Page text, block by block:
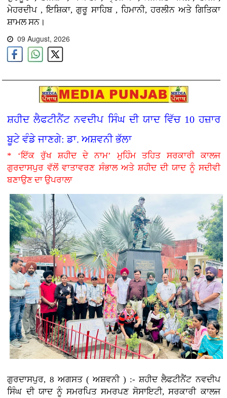
ਮੇਹਰਦੀਪ , ਇਸ਼ਿਕਾ, ਗੁਰੂ ਸਾਹਿਬ , ਹਿਮਾਨੀ, ਹਰਲੀਨ ਅਤੇ ਗਿਤਿਕਾ
ਸ਼ਾਮਲ ਸਨ।
09 August, 2026
ਸ਼ਹੀਦ ਲੈਫਟੀਨੈਂਟ ਨਵਦੀਪ ਸਿੰਘ ਦੀ ਯਾਦ ਵਿੱਚ 10 ਹਜ਼ਾਰ
ਬੂਟੇ ਵੰਡੇ ਜਾਣਗੇ: ਡਾ. ਅਸ਼ਵਨੀ ਭੱਲਾ
* ‘ਇੱਕ ਰੁੱਖ ਸ਼ਹੀਦ ਦੇ ਨਾਮ’ ਮੁਹਿੰਮ ਤਹਿਤ ਸਰਕਾਰੀ ਕਾਲਜ
ਗੁਰਦਾਸਪੁਰ ਵੱਲੋਂ ਵਾਤਾਵਰਣ ਸੰਭਾਲ ਅਤੇ ਸ਼ਹੀਦ ਦੀ ਯਾਦ ਨੂੰ ਸਦੀਵੀ
ਬਣਾਉਣ ਦਾ ਉਪਰਾਲਾ
ਗੁਰਦਾਸਪੁਰ, 8 ਅਗਸਤ ( ਅਸ਼ਵਨੀ ) :-ਸ਼ਹੀਦ ਲੈਫਟੀਨੈਂਟ ਨਵਦੀਪ
ਸਿੰਘ ਦੀ ਯਾਦ ਨੂੰ ਸਮਰਪਿਤ ਸਮਰਪਣ ਸੋਸਾਇਟੀ, ਸਰਕਾਰੀ ਕਾਲਜ